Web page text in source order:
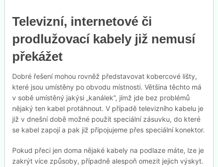
Televizní, internetové či
prodlužovací kabely již nemusí
překážet
Dobré řešení mohou rovněž představovat kobercové lišty,
které jsou umístěny po obvodu místnosti. Většina těchto má
v sobě umístěný jakýsi „kanálek“, jímž jde bez problémů
nějaký ten kabel protáhnout. V případě televizního kabelu je
již v dnešní době možné použít speciální zásuvku, do které
se kabel zapojí a pak již připojujeme přes speciální konektor.
Pokud přeci jen doma nějaké kabely na podlaze máte, lze je
zakrýt více způsoby, případně alespoň omezit jejich výskyt.